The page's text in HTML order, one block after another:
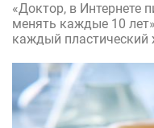
«Доктор, в Интернете
менять каждые 10
каждый пластический